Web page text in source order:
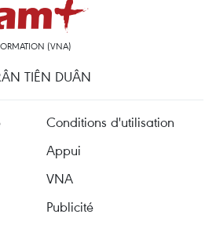
(VNA)
TIÊN DUÂN
Conditions d'utilisation
Appui
VNA
Publicité